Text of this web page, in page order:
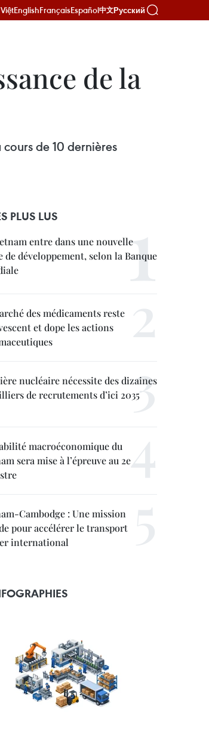
EnglishFrançaisEspañol中文Русский
de la
de 10 dernières
PLUS LUS
entre dans une nouvelle
de développement, selon la Banque
des médicaments reste
et dope les actions
nucléaire nécessite des dizaines
de recrutements d’ici 2035
macroéconomique du
sera mise à l’épreuve au 2e
Cambodge : Une mission
pour accélérer le transport
international